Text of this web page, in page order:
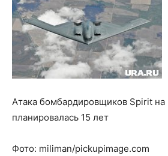
Атака бомбардировщиков Spirit на
планировалась 15 лет
Фото: miliman/pickupimage.com